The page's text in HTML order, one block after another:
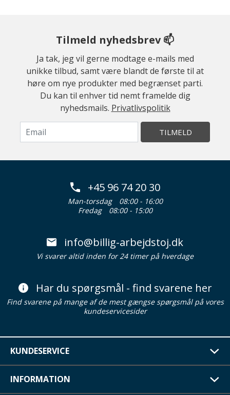
Tilmeld nyhedsbrev 📫
Ja tak, jeg vil gerne modtage e-mails med
unikke tilbud, samt være blandt de første til at
høre om nye produkter med begrænset parti.
Du kan til enhver tid nemt framelde dig
nyhedsmails. Privatlivspolitik
TILMELD
+45 96 74 20 30
Man-torsdag
08:00 - 16:00
Fredag
08:00 - 15:00
info@billig-arbejdstoj.dk
Vi svarer altid inden for 24 timer på hverdage
Har du spørgsmål - find svarene her
Find svarene på mange af de mest gængse spørgsmål på vores
kundeservicesider
KUNDESERVICE
INFORMATION